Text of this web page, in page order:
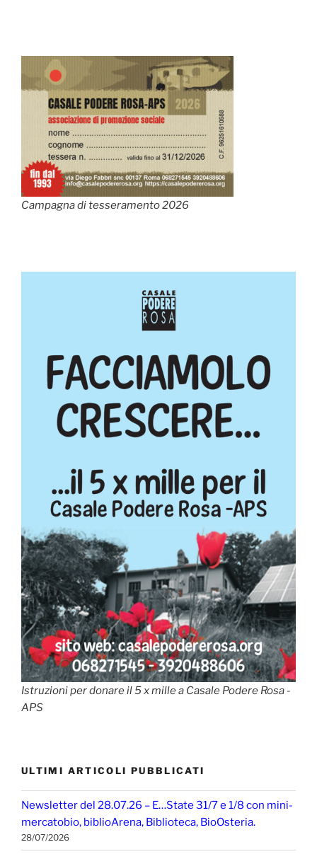
Campagna di tesseramento 2026
Istruzioni per donare il 5 x mille a Casale Podere Rosa -
APS
ULTIMI ARTICOLI PUBBLICATI
Newsletter del 28.07.26 – E…State 31/7 e 1/8 con mini-
mercatobio, biblioArena, Biblioteca, BioOsteria.
28/07/2026